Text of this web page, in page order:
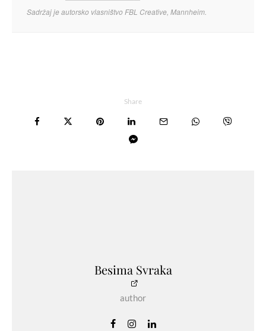
Sadržaj je autorsko vlasništvo FBL Creative, Mannheim.
Share
Besima Svraka
author